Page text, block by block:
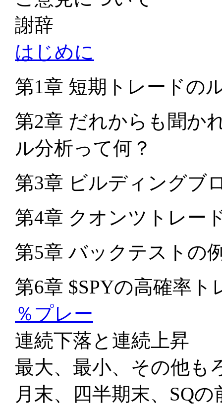
謝辞
はじめに
第1章 短期トレードの
第2章 だれからも聞か
ル分析って何？
第3章 ビルディングブ
第4章 クオンツトレー
第5章 バックテストの
第6章 $SPYの高確率
％プレー
連続下落と連続上昇
最大、最小、その他も
月末、四半期末、SQの